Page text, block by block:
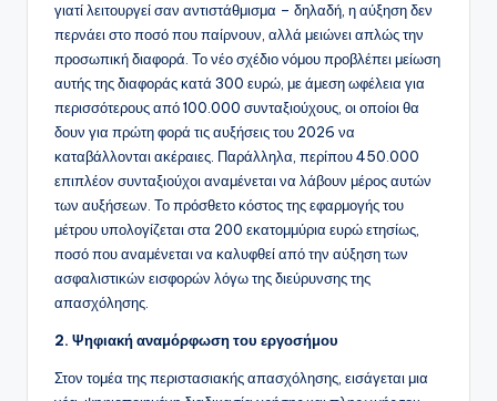
γιατί λειτουργεί σαν αντιστάθμισμα – δηλαδή, η αύξηση δεν
περνάει στο ποσό που παίρνουν, αλλά μειώνει απλώς την
προσωπική διαφορά. Το νέο σχέδιο νόμου προβλέπει μείωση
αυτής της διαφοράς κατά 300 ευρώ, με άμεση ωφέλεια για
περισσότερους από 100.000 συνταξιούχους, οι οποίοι θα
δουν για πρώτη φορά τις αυξήσεις του 2026 να
καταβάλλονται ακέραιες. Παράλληλα, περίπου 450.000
επιπλέον συνταξιούχοι αναμένεται να λάβουν μέρος αυτών
των αυξήσεων. Το πρόσθετο κόστος της εφαρμογής του
μέτρου υπολογίζεται στα 200 εκατομμύρια ευρώ ετησίως,
ποσό που αναμένεται να καλυφθεί από την αύξηση των
ασφαλιστικών εισφορών λόγω της διεύρυνσης της
απασχόλησης.
2. Ψηφιακή αναμόρφωση του εργοσήμου
Στον τομέα της περιστασιακής απασχόλησης, εισάγεται μια